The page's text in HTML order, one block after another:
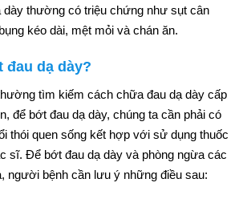
thường có triệu chứng như sụt cân
kéo dài, mệt mỏi và chán ăn.
đau dạ dày?
tìm kiếm cách chữa đau dạ dày cấp
để bớt đau dạ dày, chúng ta cần phải có
thói quen sống kết hợp với sử dụng thuốc
sĩ. Để bớt đau dạ dày và phòng ngừa các
người bệnh cần lưu ý những điều sau: